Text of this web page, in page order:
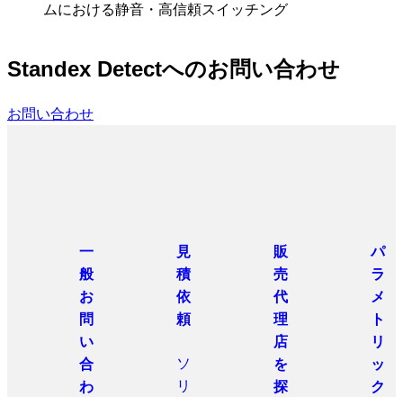
ムにおける静音・高信頼スイッチング
Standex Detectへのお問い合わせ
お問い合わせ
一
般
お
問
い
合
わ
見
積
依
頼
ソ
リ
販
売
代
理
店
を
探
パ
ラ
メ
ト
リ
ッ
ク